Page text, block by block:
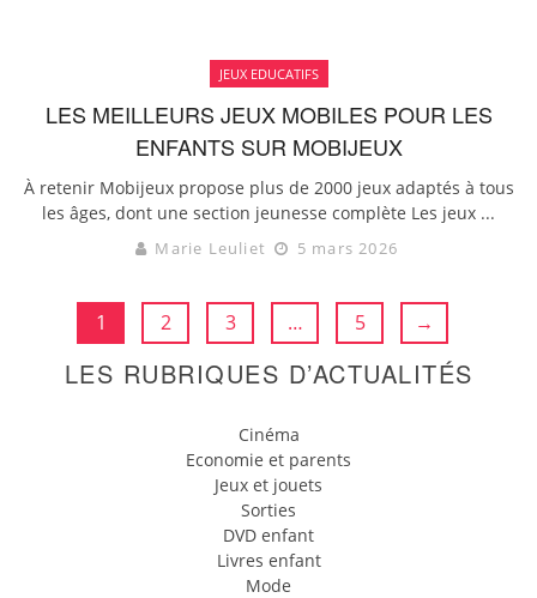
JEUX EDUCATIFS
LES MEILLEURS JEUX MOBILES POUR LES
ENFANTS SUR MOBIJEUX
À retenir Mobijeux propose plus de 2000 jeux adaptés à tous
les âges, dont une section jeunesse complète Les jeux ...
Marie Leuliet 5 mars 2026
1 2 3 … 5 →
LES RUBRIQUES D’ACTUALITÉS
Cinéma
Economie et parents
Jeux et jouets
Sorties
DVD enfant
Livres enfant
Mode